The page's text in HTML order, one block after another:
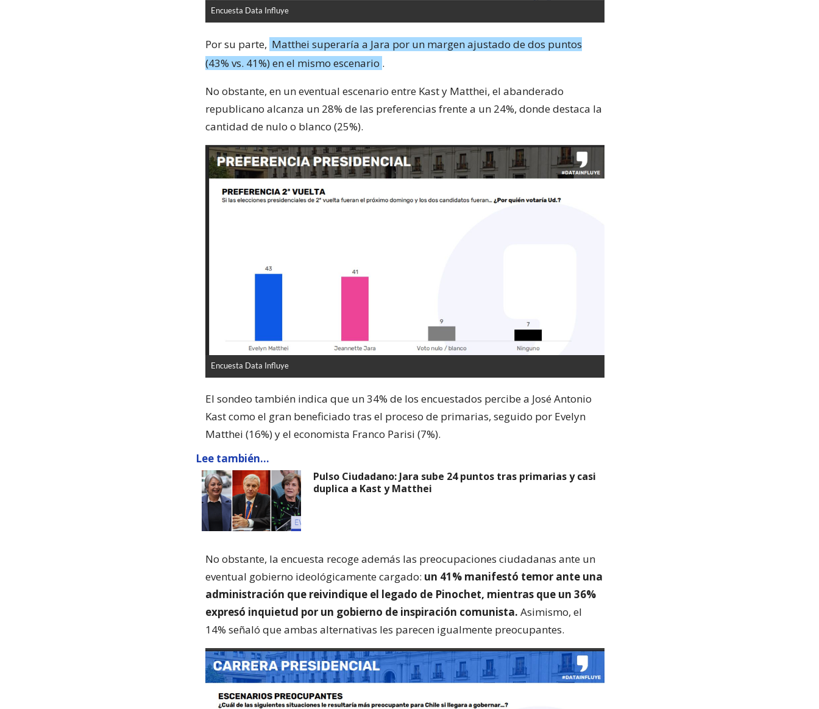
Encuesta Data Influye
Por su parte, Matthei superaría a Jara por un margen ajustado de dos puntos
(43% vs. 41%) en el mismo escenario .
No obstante, en un eventual escenario entre Kast y Matthei, el abanderado
republicano alcanza un 28% de las preferencias frente a un 24%, donde destaca la
cantidad de nulo o blanco (25%).
Encuesta Data Influye
El sondeo también indica que un 34% de los encuestados percibe a José Antonio
Kast como el gran beneficiado tras el proceso de primarias, seguido por Evelyn
Matthei (16%) y el economista Franco Parisi (7%).
Lee también...
Pulso Ciudadano: Jara sube 24 puntos tras primarias y casi
duplica a Kast y Matthei
No obstante, la encuesta recoge además las preocupaciones ciudadanas ante un
eventual gobierno ideológicamente cargado: un 41% manifestó temor ante una
administración que reivindique el legado de Pinochet, mientras que un 36%
expresó inquietud por un gobierno de inspiración comunista. Asimismo, el
14% señaló que ambas alternativas les parecen igualmente preocupantes.